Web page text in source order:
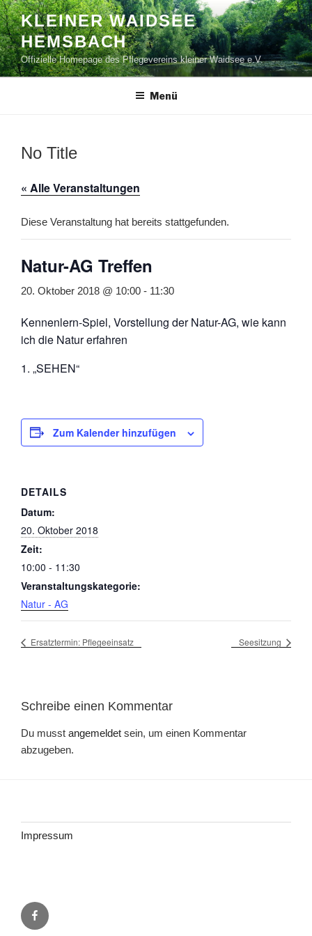
Zum
Inhalt
springen
KLEINER WAIDSEE
HEMSBACH
Offizielle Homepage des Pflegevereins kleiner Waidsee e.V.
Menü
No Title
« Alle Veranstaltungen
Diese Veranstaltung hat bereits stattgefunden.
Natur-AG Treffen
20. Oktober 2018 @ 10:00 - 11:30
Kennenlern-Spiel, Vorstellung der Natur-AG, wie kann
ich die Natur erfahren
1. „SEHEN“
Zum Kalender hinzufügen
DETAILS
Datum:
20. Oktober 2018
Zeit:
10:00 - 11:30
Veranstaltungskategorie:
Natur - AG
Ersatztermin: Pflegeeinsatz Seesitzung
Schreibe einen Kommentar
Du musst angemeldet sein, um einen Kommentar
abzugeben.
Impressum
Facebook